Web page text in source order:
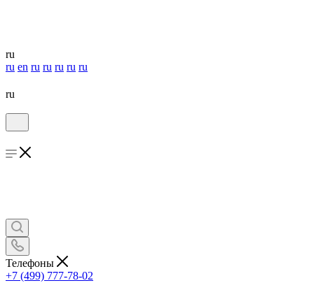
ru
ru en ru ru ru ru ru
ru
Телефоны
+7 (499) 777-78-02